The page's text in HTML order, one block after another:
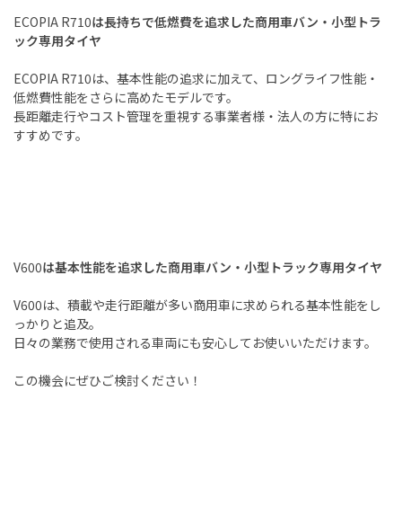
ECOPIA R710は長持ちで低燃費を追求した商用車バン・小型トラ
ック専用タイヤ
ECOPIA R710は、基本性能の追求に加えて、ロングライフ性能・
低燃費性能をさらに高めたモデルです。
長距離走行やコスト管理を重視する事業者様・法人の方に特にお
すすめです。
V600は基本性能を追求した商用車バン・小型トラック専用タイヤ
V600は、積載や走行距離が多い商用車に求められる基本性能をし
っかりと追及。
日々の業務で使用される車両にも安心してお使いいただけます。
この機会にぜひご検討ください！